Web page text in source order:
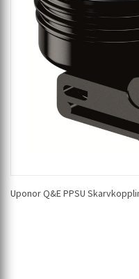
Uponor Q&E PPSU